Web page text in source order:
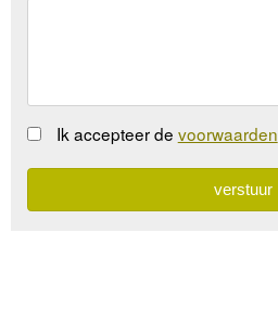
Ik accepteer de voorwaarden